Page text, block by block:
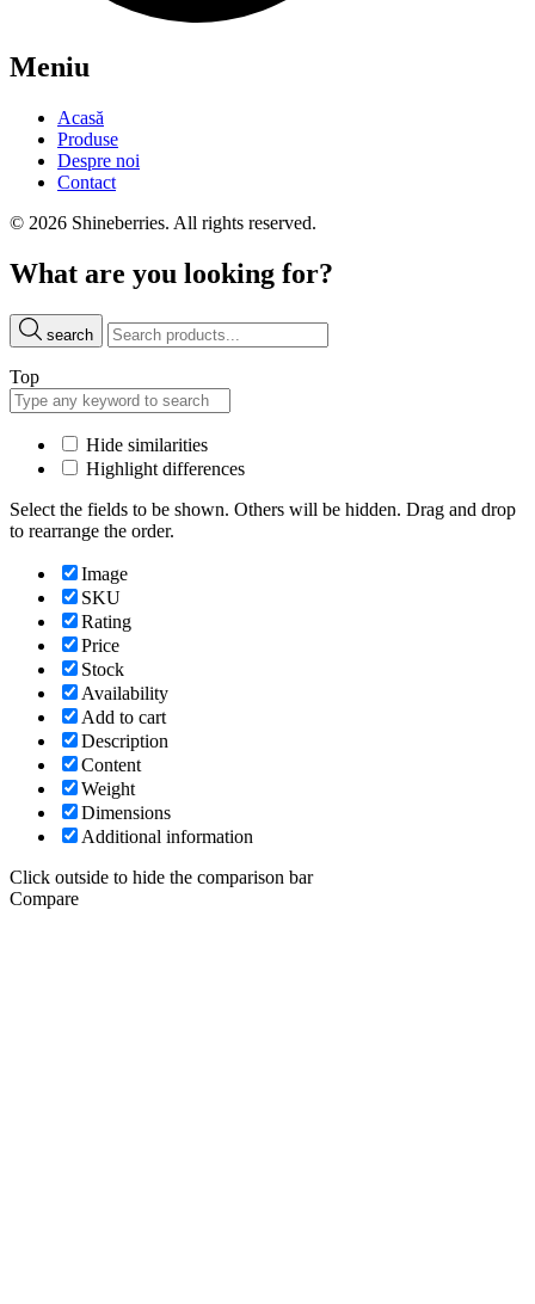
Meniu
Acasă
Produse
Despre noi
Contact
© 2026 Shineberries. All rights reserved.
What are you looking for?
search
Top
Hide similarities
Highlight differences
Select the fields to be shown. Others will be hidden. Drag and drop
to rearrange the order.
Image
SKU
Rating
Price
Stock
Availability
Add to cart
Description
Content
Weight
Dimensions
Additional information
Click outside to hide the comparison bar
Compare